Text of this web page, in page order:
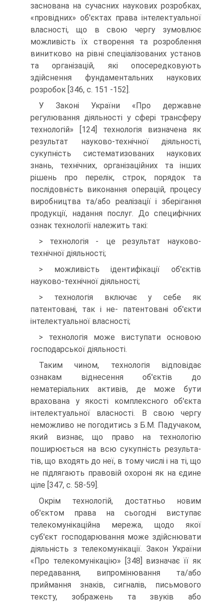
заснована на сучасних наукових розробках,
«провідних» об'єктах права ін­телектуальної
власності, що в свою чергу зумовлює
можливість їх створення та розроблення
винитково на рівні спеціалізованих установ
та організацій, які опо­середковують
здійснення фундаментальних наукових
розробок [346, с. 151 -152].
У Законі України «Про державне
регулювання діяльності у сфері трансферу
технологій» [124] техно­логія визначена як
результат науково-технічної діяль­ності,
сукупність систематизованих наукових
знань, технічних, організаційних та інших
рішень про пере­лік, строк, порядок та
послідовність виконання опера­цій, процесу
виробництва та/або реалізації і зберіган­ня
продукції, надання послуг. До специфічних
ознак технології належить такі:
> технологія - це результат науково-
технічної ді­яльності;
> можливість ідентифікації об'єктів
науково-тех­нічної діяльності;
> технологія включає у себе як
патентовані, так і не- патентовані об'єкти
інтелектуальної власності;
> технологія може виступати основою
господар­ської діяльності.
Таким чином, технологія відповідає
ознакам від­несення об'єктів до
нематеріальних активів, де може бути
врахована у якості комплексного об'єкта
інтелек­туальної власності. В свою чергу
неможливо не пого­дитись з Б.М. Падучаком,
який визнає, що право на технологію
поширюється на всю сукупність результа­
тів, що входять до неї, в тому числі і на ті, що
не підля­гають правовій охороні як на єдине
ціле [347, с. 58-59].
Окрім технологій, достатньо новим
об'єктом пра­ва на сьогодні виступає
телекомунікаційна мережа, щодо якої
суб'єкт господарювання може здійснювати
діяльність з телекомунікації. Закон України
«Про теле­комунікацію» [348] визначає її як
передавання, випро­мінювання та/або
приймання знаків, сигналів, пись­мового
тексту, зображень та звуків або